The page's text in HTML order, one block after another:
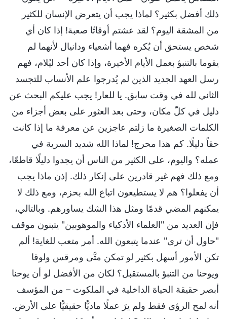
ذلك أفضل بكثير؟ لماذا يجب أن يتعرض الإنسان للكثير
من المشقة اليوم؟ لقد عشتم أوقاتًا صعبة! إذا كان أي
شخص يستحق أن يُكره فهما أشعياء ودانيال لأنهما لم
يقوما بالتنبؤ بعمل الأيام الأخيرة، وإذا كان أحد ليُلام، فهم
رسل العهد الجديد الذين لم يُدرجوا علم الأنساب للتجسد
الثاني لله في وقت سابق. يا للعار! يجب عليكم البحث عن
دليل في كلّ مكان، وحتى بعد العثور على بعض أجزاء من
الكلمات الصغيرة ما زلتم عاجزين عن معرفة ما إذا كانت
حقاً دليلًا. كم هذا محرج! لماذا الله شديد السرية في
عمله؟ واليوم، على الكثير من الناس أن يجدوا دليلًا قاطعًا،
ومع ذلك فهم غير قادرين على إنكار ذلك. إذن ماذا يجب
أن يفعلوا؟ هم لا يستطيعون اتباع الله بحزم، ومع ذلك لا
يمكنهم المضي قدمًا ومثل هذا الشك يساورهم. وبالتالي،
فإن العديد من "العلماء الأذكياء والموهوبين" يتبنون موقف
"حاول أن ترى" عندما يتبعون الله. أمر متعب للغاية! ألم
تكن الأمور أسهل بكثير لو تمكن متَّى ومرقس ولوقا
ويوحنا من التنبؤ بالمستقبل؟ لكان من الأفضل لو أن يوحنا
أبصر حقيقة الحياة الداخلية في الملكوت – من المؤسف
أنه لمح الرؤى فقط ولم يرَ عملًا ماديًّا حقيقيًّا على الأرض.